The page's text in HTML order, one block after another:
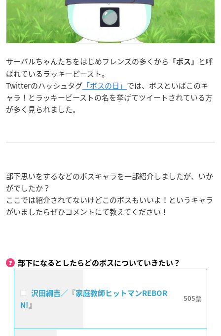
サーバルちゃんたちをはじめフレンズの多くから 「ボス」
と呼
ばれているラッキービースト。
Twitterのハッシュタグ 「ボスの日」 では、ボスといばこのキ
ャラ！とラッキービーストの名を挙げてツイートされている方
が多く見られました。
部下思いをするなどのボスキャラを一部紹介しましたが、いか
がでしたか？
ここでは紹介されてないけどこのボスもいいよ！というキャラ
がいましたらぜひコメントにて教えてください！
部下になるとしたらどのボスについていきたい？
沢田綱吉／『家庭教師ヒットマンREBOR
N!』
505